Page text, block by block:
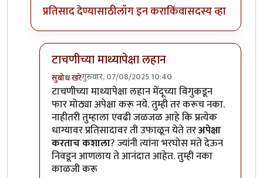
प्रतिसाद देण्यासाठीलॉग इन कराकिंवासदस्य व्हा
टाचणीच्या माथ्यापेक्षा लहान
सुबोध खरेगुरुवार, 07/08/2025 10:40
In reply toटाचणीच्या माथ्यापेक्षा लहानbyआग्या१९९०
टाचणीच्या माथ्यापेक्षा लहान मेंदूच्या विगुकडून
फार मोठ्या अपेक्षा करू नये. तुम्ही तर करूच नका.
नाहीतरी तुम्हाला एवढी जळजळ आहे कि प्रत्येक
धाग्यावर प्रतिसादावर ती उफाळून येते तरअपेक्षा
करताच कशाला? ज्यांनी त्यांना भरघोस मते देऊन
निवडून आणलाय ते आनंदात आहेत. तुम्ही नका
काळजी करू